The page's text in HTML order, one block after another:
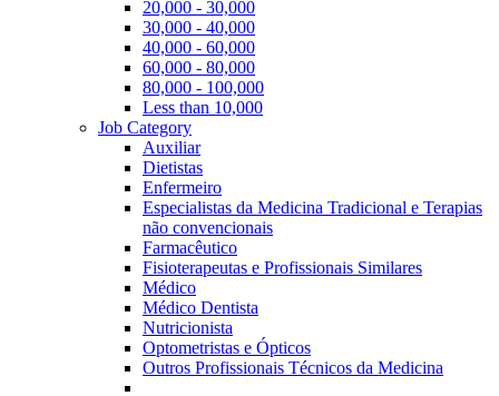
20,000 - 30,000
30,000 - 40,000
40,000 - 60,000
60,000 - 80,000
80,000 - 100,000
Less than 10,000
Job Category
Auxiliar
Dietistas
Enfermeiro
Especialistas da Medicina Tradicional e Terapias
não convencionais
Farmacêutico
Fisioterapeutas e Profissionais Similares
Médico
Médico Dentista
Nutricionista
Optometristas e Ópticos
Outros Profissionais Técnicos da Medicina